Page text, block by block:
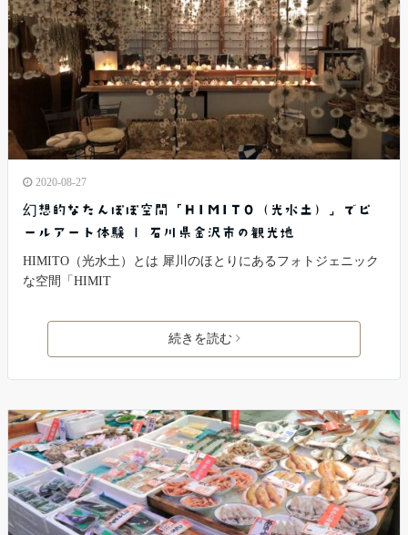
2020-08-27
幻想的なたんぽぽ空間「HIMITO（光水土）」でピ
ールアート体験 | 石川県金沢市の観光地
HIMITO（光水土）とは 犀川のほとりにあるフォトジェニック
な空間「HIMIT
続きを読む